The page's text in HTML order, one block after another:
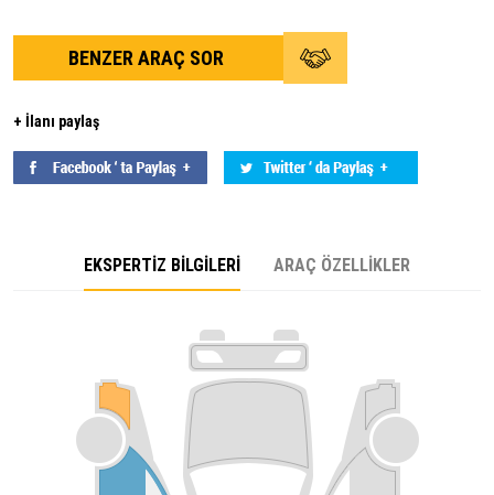
BENZER ARAÇ SOR
+ İlanı paylaş
EKSPERTİZ BİLGİLERİ ARAÇ ÖZELLİKLER